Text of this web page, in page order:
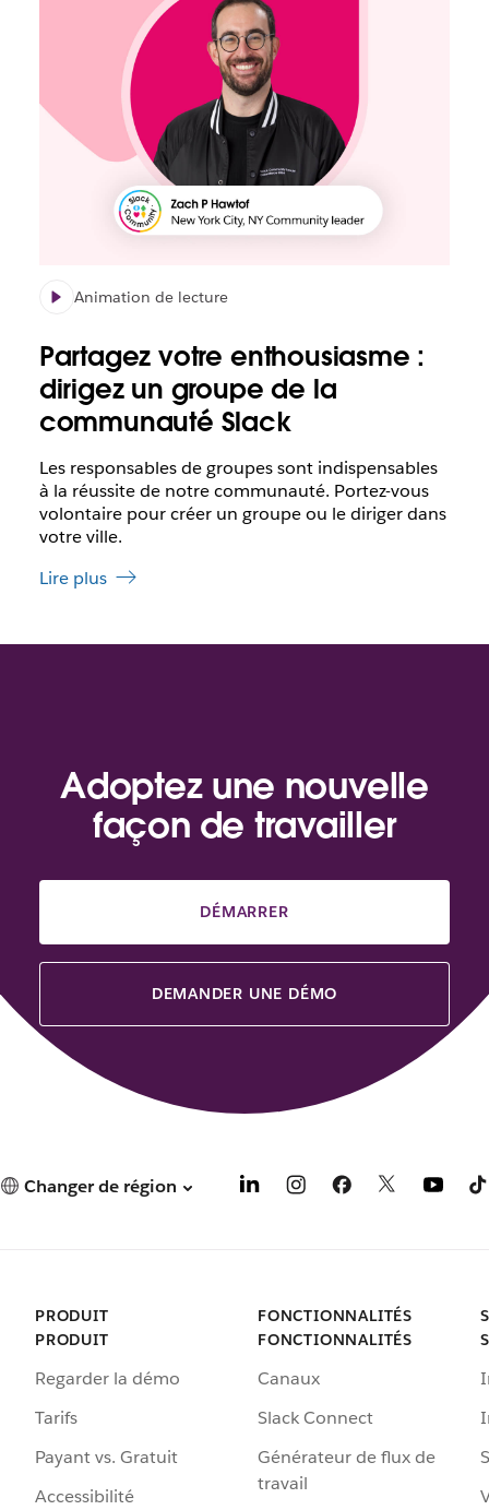
Animation de lecture
Partagez votre enthousiasme :
dirigez un groupe de la
communauté Slack
Les responsables de groupes sont indispensables
à la réussite de notre communauté. Portez-vous
volontaire pour créer un groupe ou le diriger dans
votre ville.
Lire plus
Adoptez une nouvelle
façon de travailler
DÉMARRER
DEMANDER UNE DÉMO
Changer de région
PRODUIT
PRODUIT
Regarder la démo
Tarifs
Payant vs. Gratuit
Accessibilité
FONCTIONNALITÉS
FONCTIONNALITÉS
Canaux
Slack Connect
Générateur de flux de
travail